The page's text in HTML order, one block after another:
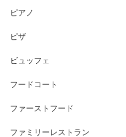
ピアノ
ピザ
ビュッフェ
フードコート
ファーストフード
ファミリーレストラン